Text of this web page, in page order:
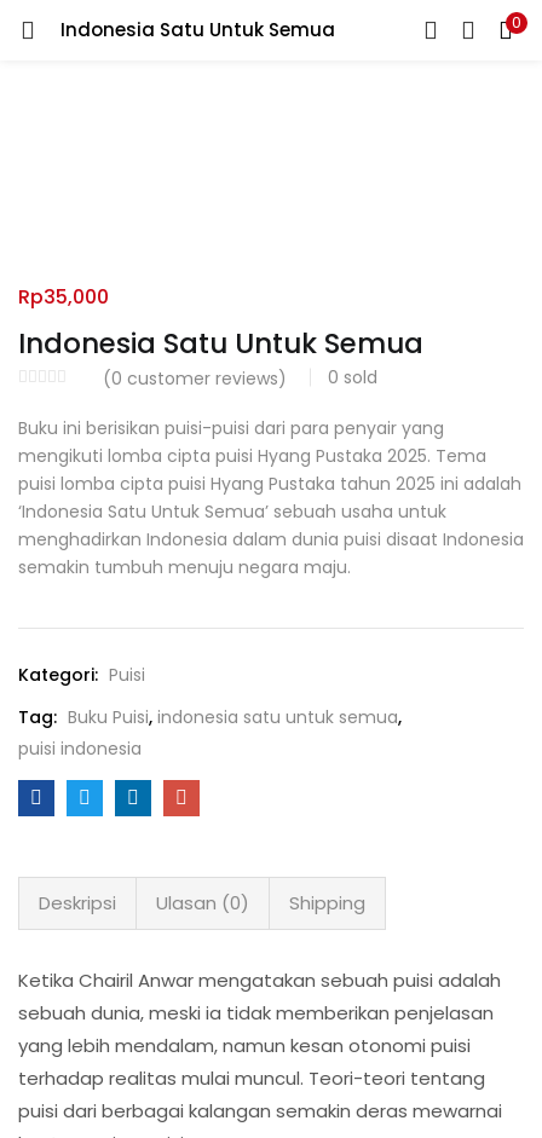
Indonesia Satu Untuk Semua 0
LOGIN REGISTER
Remember me
Indonesia Satu Untuk Semua
(0 customer reviews) 0 sold
Rp35,000
Buku ini berisikan puisi-puisi dari para penyair yang
mengikuti lomba cipta puisi Hyang Pustaka 2025. Tema
puisi lomba cipta puisi Hyang Pustaka tahun 2025 ini adalah
‘Indonesia Satu Untuk Semua’ sebuah usaha untuk
menghadirkan Indonesia dalam dunia puisi disaat Indonesia
semakin tumbuh menuju negara maju.
Kategori: Puisi
Tag: Buku Puisi, indonesia satu untuk semua,
puisi indonesia
Deskripsi Ulasan (0) Shipping
Ketika Chairil Anwar mengatakan sebuah puisi adalah
sebuah dunia, meski ia tidak memberikan penjelasan
yang lebih mendalam, namun kesan otonomi puisi
terhadap realitas mulai muncul. Teori-teori tentang
puisi dari berbagai kalangan semakin deras mewarnai